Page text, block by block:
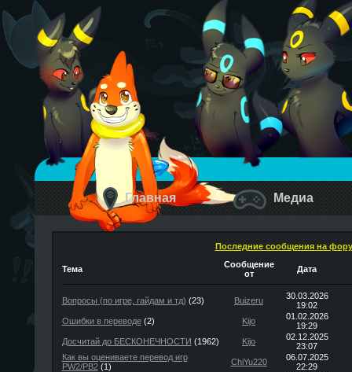
Главная Медиа
Последние сообщения на
Тема
Сообщение
от
Дата
Вопросы (по игре, гайдам и тд) (23) Buizeru
30.03.2026
19:02
Ошибки в переводе(2) Kijo
01.02.2026
19:29
Досчитай до БЕСКОНЕЧНОСТИ (1962) Kijo
02.12.2025
23:07
Как вы оцениваете перевод игр
PW2/PB2(1) ChiYu220
06.07.2025
22:29